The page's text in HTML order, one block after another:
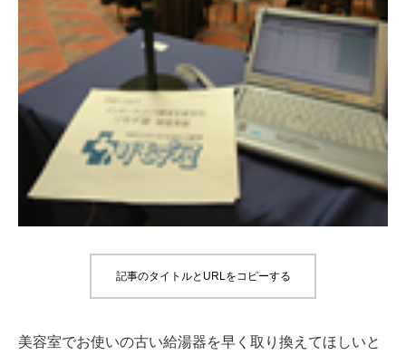
記事のタイトルとURLをコピーする
美容室でお使いの古い給湯器を早く取り換えてほしいと